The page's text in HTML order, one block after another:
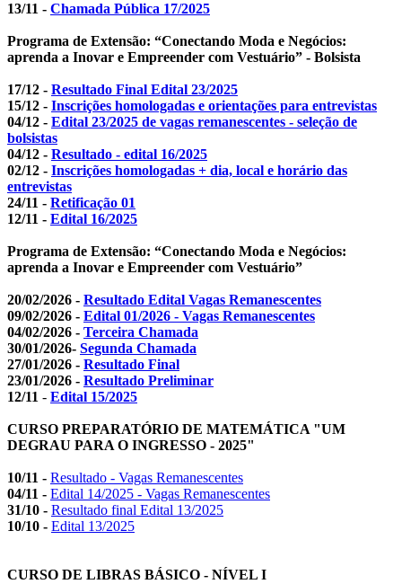
13/11 - Chamada Pública 17/2025
Programa de Extensão: “Conectando Moda e Negócios:
aprenda a Inovar e Empreender com Vestuário” - Bolsista
17/12 - Resultado Final Edital 23/2025
15/12 - Inscrições homologadas e orientações para entrevistas
04/12 - Edital 23/2025 de vagas remanescentes - seleção de
bolsistas
04/12 - Resultado - edital 16/2025
02/12 - Inscrições homologadas + dia, local e horário das
entrevistas
24/11 - Retificação 01
12/11 - Edital 16/2025
Programa de Extensão: “Conectando Moda e Negócios:
aprenda a Inovar e Empreender com Vestuário”
20/02/2026 - Resultado Edital Vagas Remanescentes
09/02/2026 - Edital 01/2026 - Vagas Remanescentes
04/02/2026 - Terceira Chamada
30/01/2026- Segunda Chamada
27/01/2026 - Resultado Final
23/01/2026 - Resultado Preliminar
12/11 - Edital 15/2025
CURSO PREPARATÓRIO DE MATEMÁTICA "UM
DEGRAU PARA O INGRESSO - 2025"
10/11 - Resultado - Vagas Remanescentes
04/11 - Edital 14/2025 - Vagas Remanescentes
31/10 - Resultado final Edital 13/2025
10/10 - Edital 13/2025
CURSO DE LIBRAS BÁSICO - NÍVEL I